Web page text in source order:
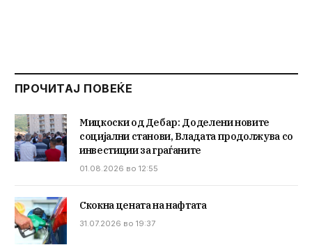
ПРОЧИТАЈ ПОВЕЌЕ
Мицкоски од Дебар: Доделени новите
социјални станови, Владата продолжува со
инвестиции за граѓаните
01.08.2026 во 12:55
Скокна цената на нафтата
31.07.2026 во 19:37